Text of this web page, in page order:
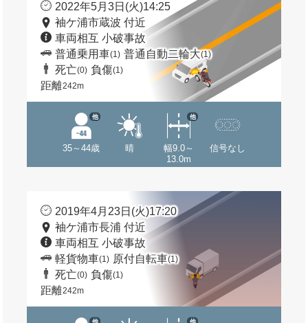
2022年5月3日(火)14:25
袖ケ浦市蔵波 付近
車両相互 小破事故
普通乗用車(1) 普通自動二輪大(1)
死亡(0) 負傷(1)
距離242m
35～44歳
他
晴
幅9.0～
13.0m
他
信号なし
2019年4月23日(火)17:20
袖ケ浦市長浦 付近
車両相互 小破事故
軽貨物車(1) 原付自転車(1)
死亡(0) 負傷(1)
距離242m
他 他